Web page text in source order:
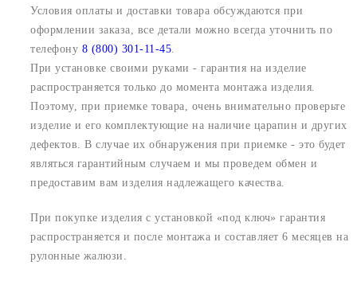
Условия оплаты и доставки товара обсуждаются при
оформлении заказа, все детали можно всегда уточнить по
телефону 8 (800) 301-11-45
При установке своими руками - гарантия на изделие
распространяется только до момента монтажа изделия.
Поэтому, при приемке товара, очень внимательно проверьте
изделие и его комплектующие на наличие царапин и других
дефектов. В случае их обнаружения при приемке - это будет
являться гарантийным случаем и мы проведем обмен и
предоставим вам изделия надлежащего качества.
При покупке изделия с установкой «под ключ» гарантия
распространяется и после монтажа и составляет 6 месяцев на
рулонные жалюзи.